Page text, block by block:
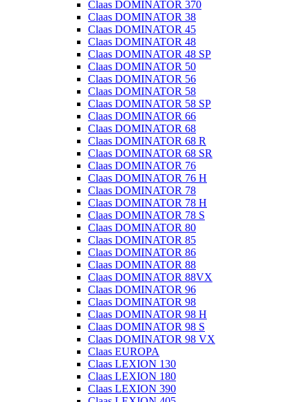
Claas DOMINATOR 370
Claas DOMINATOR 38
Claas DOMINATOR 45
Claas DOMINATOR 48
Claas DOMINATOR 48 SP
Claas DOMINATOR 50
Claas DOMINATOR 56
Claas DOMINATOR 58
Claas DOMINATOR 58 SP
Claas DOMINATOR 66
Claas DOMINATOR 68
Claas DOMINATOR 68 R
Claas DOMINATOR 68 SR
Claas DOMINATOR 76
Claas DOMINATOR 76 H
Claas DOMINATOR 78
Claas DOMINATOR 78 H
Claas DOMINATOR 78 S
Claas DOMINATOR 80
Claas DOMINATOR 85
Claas DOMINATOR 86
Claas DOMINATOR 88
Claas DOMINATOR 88VX
Claas DOMINATOR 96
Claas DOMINATOR 98
Claas DOMINATOR 98 H
Claas DOMINATOR 98 S
Claas DOMINATOR 98 VX
Claas EUROPA
Claas LEXION 130
Claas LEXION 180
Claas LEXION 390